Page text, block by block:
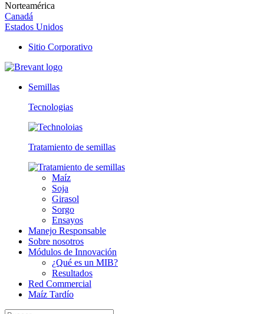
Norteamérica
Canadá
Estados Unidos
Sitio Corporativo
Semillas
Tecnologias
Tratamiento de semillas
Maíz
Soja
Girasol
Sorgo
Ensayos
Manejo Responsable
Sobre nosotros
Módulos de Innovación
¿Qué es un MIB?
Resultados
Red Commercial
Maíz Tardío